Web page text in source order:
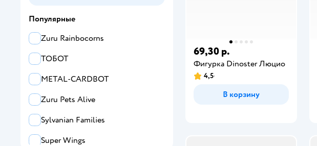
69,30 р.
Фигурка Dinoster Люцио
4,5
В корзину
Популярные
Zuru Rainbocorns
ТОБОТ
METAL-CARDBOT
Zuru Pets Alive
Sylvanian Families
Super Wings